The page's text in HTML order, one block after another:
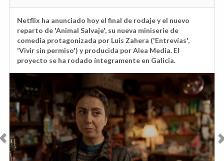
Netflix ha anunciado hoy el final de rodaje y el nuevo
reparto de 'Animal Salvaje', su nueva miniserie de
comedia protagonizada por Luis Zahera ('Entrevías',
'Vivir sin permiso') y producida por Alea Media. El
proyecto se ha rodado íntegramente en Galicia.
Anterior